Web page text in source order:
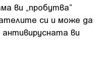
ви „пробутва”
си и може да
антивирусната ви